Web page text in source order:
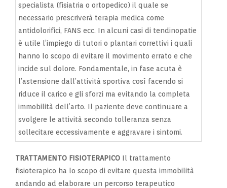
specialista (fisiatria o ortopedico) il quale se
necessario prescriverà terapia medica come
antidolorifici, FANS ecc. In alcuni casi di tendinopatie
è utile l’impiego di tutori o plantari correttivi i quali
hanno lo scopo di evitare il movimento errato e che
incide sul dolore. Fondamentale, in fase acuta è
l’astensione dall’attività sportiva così facendo si
riduce il carico e gli sforzi ma evitando la completa
immobilità dell’arto. Il paziente deve continuare a
svolgere le attività secondo tolleranza senza
sollecitare eccessivamente e aggravare i sintomi.
TRATTAMENTO FISIOTERAPICO Il trattamento
fisioterapico ha lo scopo di evitare questa immobilità
andando ad elaborare un percorso terapeutico